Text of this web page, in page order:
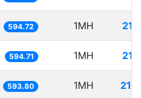
594.72 1MH
594.71 1MH
593.80 1MH